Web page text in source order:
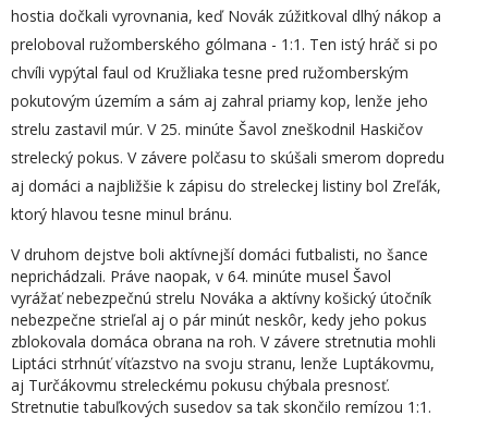
hostia dočkali vyrovnania, keď Novák zúžitkoval dlhý nákop a
preloboval ružomberského gólmana - 1:1. Ten istý hráč si po
chvíli vypýtal faul od Kružliaka tesne pred ružomberským
pokutovým územím a sám aj zahral priamy kop, lenže jeho
strelu zastavil múr. V 25. minúte Šavol zneškodnil Haskičov
strelecký pokus. V závere polčasu to skúšali smerom dopredu
aj domáci a najbližšie k zápisu do streleckej listiny bol Zreľák,
ktorý hlavou tesne minul bránu.
V druhom dejstve boli aktívnejší domáci futbalisti, no šance
neprichádzali. Práve naopak, v 64. minúte musel Šavol
vyrážať nebezpečnú strelu Nováka a aktívny košický útočník
nebezpečne strieľal aj o pár minút neskôr, kedy jeho pokus
zblokovala domáca obrana na roh. V závere stretnutia mohli
Liptáci strhnúť víťazstvo na svoju stranu, lenže Luptákovmu,
aj Turčákovmu streleckému pokusu chýbala presnosť.
Stretnutie tabuľkových susedov sa tak skončilo remízou 1:1.